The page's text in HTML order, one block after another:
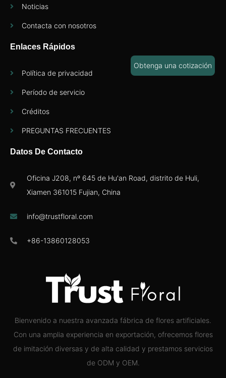
Bienvenido a nuestra avanzada fábrica de flores artificiales.
Con una amplia experiencia en exportación, ofrecemos flores
de imitación diversas y de alta calidad y prestamos servicios
de ODM y OEM.
Noticias
Contacta con nosotros
Enlaces Rápidos
Política de privacidad
Período de servicio
Créditos
PREGUNTAS FRECUENTES
Datos De Contacto
Oficina J208, nº 645 de Hu'an Road, distrito de Huli,
Xiamen 361015 Fujian, China
info@trustfloral.com
+86-13860128053
Obtenga una cotización